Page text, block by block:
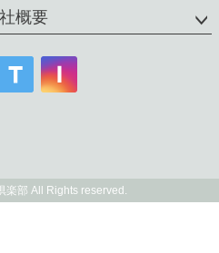
概要
部 All Rights reserved.